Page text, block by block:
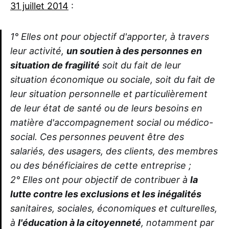
31 juillet 2014 :
1° Elles ont pour objectif d'apporter, à travers
leur activité, un soutien à des personnes en
situation de fragilité soit du fait de leur
situation économique ou sociale, soit du fait de
leur situation personnelle et particulièrement
de leur état de santé ou de leurs besoins en
matière d'accompagnement social ou médico-
social. Ces personnes peuvent être des
salariés, des usagers, des clients, des membres
ou des bénéficiaires de cette entreprise ;
2° Elles ont pour objectif de contribuer à la
lutte contre les exclusions et les inégalités
sanitaires, sociales, économiques et culturelles,
à l'éducation à la citoyenneté, notamment par